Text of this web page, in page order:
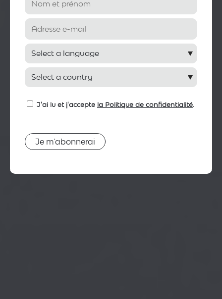
J'ai lu et j'accepte la Politique de confidentialité.